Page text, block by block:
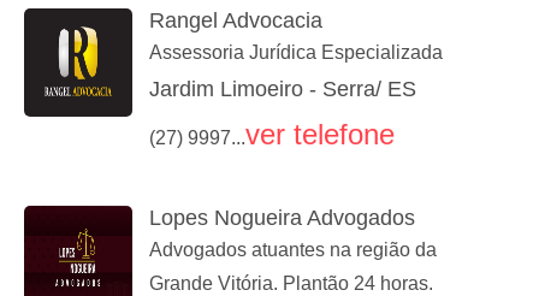
Rangel Advocacia
Assessoria Jurídica Especializada
Jardim Limoeiro - Serra/ ES
(27) 9997...ver telefone
Lopes Nogueira Advogados
Advogados atuantes na região da
Grande Vitória. Plantão 24 horas.